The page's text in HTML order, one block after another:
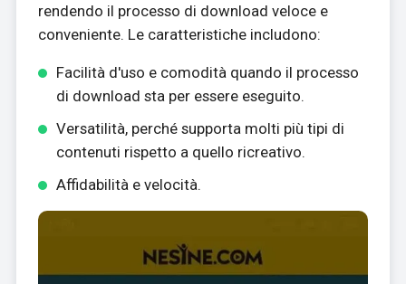
rendendo il processo di download veloce e
conveniente. Le caratteristiche includono:
Facilità d'uso e comodità quando il processo
di download sta per essere eseguito.
Versatilità, perché supporta molti più tipi di
contenuti rispetto a quello ricreativo.
Affidabilità e velocità.